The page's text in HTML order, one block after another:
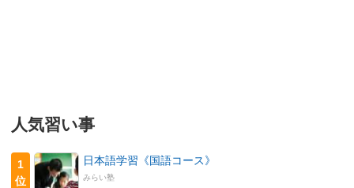
人気習い事
1
位
日本語学習《国語コース》
みらい塾